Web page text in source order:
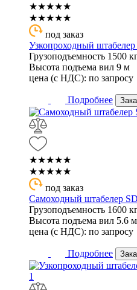
★★★★★
★★★★★
под заказ
Узкопроходный
Грузоподъемность 1500
Высота подъема вил 9 м
цена (с НДС): по запросу
Подробнее
★★★★★
★★★★★
под заказ
Самоходный штабелер
Грузоподъемность 1600
Высота подъема вил 5.6 м
цена (с НДС): по запросу
Подробнее